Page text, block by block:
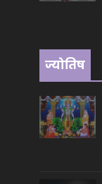
ज्योतिष